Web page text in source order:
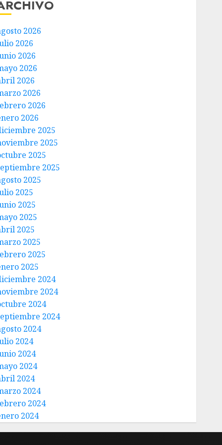
2026
2026
2026
2026
2026
2026
2026
2026
2025
2025
2025
2025
2025
2025
2025
2025
2025
2025
2025
2025
2024
2024
2024
2024
2024
2024
2024
2024
2024
2024
2024
2024